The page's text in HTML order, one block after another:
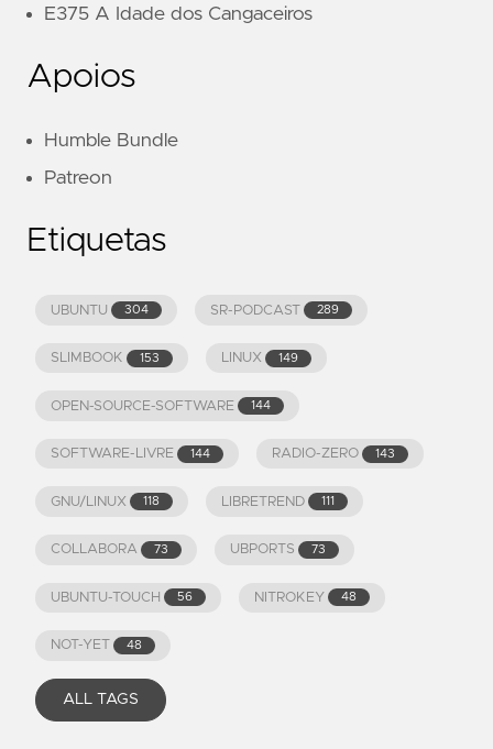
E375 A Idade dos Cangaceiros
Apoios
Humble Bundle
Patreon
Etiquetas
UBUNTU 304 SR-PODCAST 289
SLIMBOOK 153 LINUX 149
OPEN-SOURCE-SOFTWARE 144
SOFTWARE-LIVRE 144 RADIO-ZERO 143
GNU/LINUX 118 LIBRETREND 111
COLLABORA 73 UBPORTS 73
UBUNTU-TOUCH 56 NITROKEY 48
NOT-YET 48
ALL TAGS